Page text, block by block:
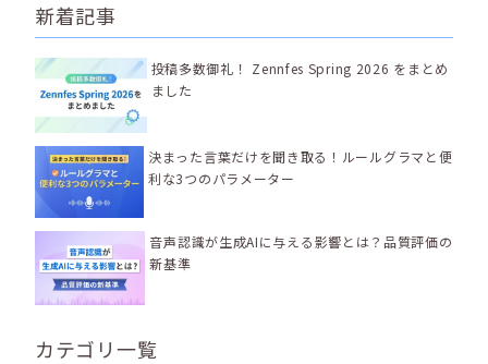
新着記事
投稿多数御礼！ Zennfes Spring 2026 をまとめ
ました
決まった言葉だけを聞き取る！ルールグラマと便
利な3つのパラメーター
音声認識が生成AIに与える影響とは？品質評価の
新基準
カテゴリ一覧